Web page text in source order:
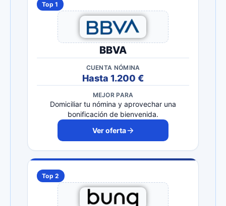
Top 1
BBVA
CUENTA NÓMINA
Hasta 1.200 €
MEJOR PARA
Domiciliar tu nómina y aprovechar una
bonificación de bienvenida.
Ver oferta
Top 2